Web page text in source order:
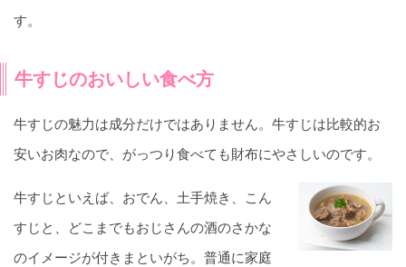
す。
牛すじのおいしい食べ方
牛すじの魅力は成分だけではありません。牛すじは比較的お
安いお肉なので、がっつり食べても財布にやさしいのです。
牛すじといえば、おでん、土手焼き、こん
すじと、どこまでもおじさんの酒のさかな
のイメージが付きまといがち。普通に家庭